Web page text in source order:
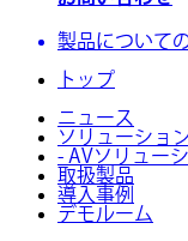
製品について
トップ
ニュース
ソリューショ
- AVソリュー
取扱製品
導入事例
デモルーム